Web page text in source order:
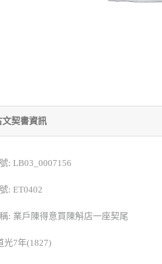
文契書資訊
: LB03_0007156
: ET0402
: 業戶陳得意買陳斛店一座契尾
光7年(1827)